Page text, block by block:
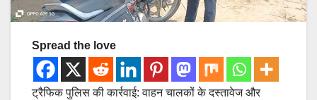
Spread the love
ट्रैफिक पुलिस की कार्रवाई: वाहन चालकों के दस्तावेज और